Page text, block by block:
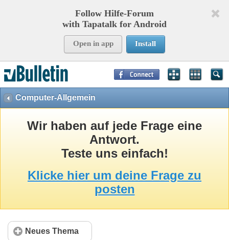
Follow Hilfe-Forum
with Tapatalk for Android
Open in app Install
Computer-Allgemein
Wir haben auf jede Frage eine
Antwort.
Teste uns einfach!
Klicke hier um deine Frage zu
posten
Neues Thema
Page Time:0,46885
Templates:37